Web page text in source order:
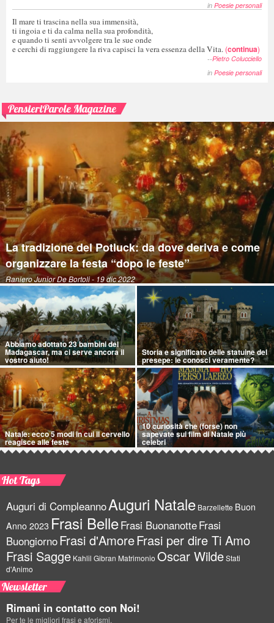
in Poesie personali
Il mare ti trascina nella sua immensità,
ti ingoia e ti da calma nella sua profondità,
e quando ti senti avvolgere tra le sue onde
e cerchi di raggiungere la riva capisci la vera essenza della Vita. (continua)
--Pietro Colucciello
in Poesie personali
PensieriParole Magazine
La tradizione del Potluck: da dove deriva e come
organizzare la festa “dopo le feste”
Raniero Junior De Bortoli- 19 dic 2022
Abbiamo adottato 23 bambini del
Madagascar, ma ci serve ancora il
vostro aiuto!
Storia e significato delle statuine del
presepe: le conosci veramente?
Natale: ecco 5 modi in cui il cervello
reagisce alle feste
10 curiosità che (forse) non
sapevate sui film di Natale più
celebri
Hot Tags
Auguri di CompleannoAuguri Natale Barzellette Buon
Anno 2023 Frasi BelleFrasi BuonanotteFrasi
BuongiornoFrasi d'AmoreFrasi per dire Ti Amo
Frasi Sagge Kahlil Gibran Matrimonio Oscar WildeStati
d'Animo
Newsletter
Rimani in contatto con Noi!
Per te le migliori frasi e aforismi.